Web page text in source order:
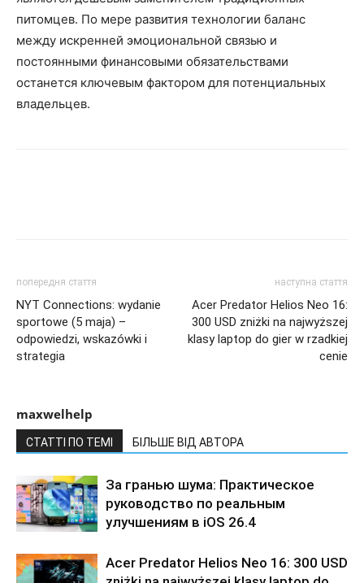
питомцев. По мере развития технологии баланс
между искренней эмоциональной связью и
постоянными финансовыми обязательствами
останется ключевым фактором для потенциальных
владельцев.
попередня стаття
NYT Connections: wydanie
sportowe (5 maja) –
odpowiedzi, wskazówki i
strategia
наступна стаття
Acer Predator Helios Neo 16:
300 USD zniżki na najwyższej
klasy laptop do gier w rzadkiej
cenie
maxwelhelp
СТАТТІ ПО ТЕМІ БІЛЬШЕ ВІД АВТОРА
За гранью шума: Практическое
руководство по реальным
улучшениям в iOS 26.4
Acer Predator Helios Neo 16: 300 USD